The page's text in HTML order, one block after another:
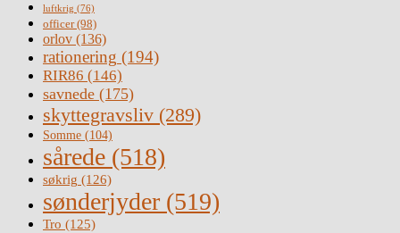
luftkrig (76)
officer(98)
orlov (136)
rationering (194)
RIR86 (146)
savnede (175)
skyttegravsliv (289)
Somme (104)
sårede (518)
søkrig (126)
sønderjyder (519)
Tro (125)